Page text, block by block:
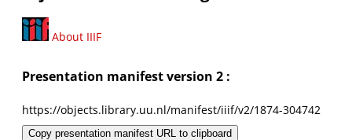
About IIIF
Presentation manifest version 2 :
https://objects.library.uu.nl/manifest/iiif/v2/1874-304742
Copy presentation manifest URL to clipboard